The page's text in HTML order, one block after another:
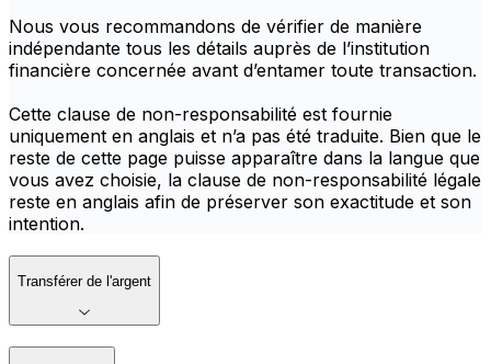
Nous vous recommandons de vérifier de manière
indépendante tous les détails auprès de l’institution
financière concernée avant d’entamer toute transaction.
Cette clause de non-responsabilité est fournie
uniquement en anglais et n’a pas été traduite. Bien que le
reste de cette page puisse apparaître dans la langue que
vous avez choisie, la clause de non-responsabilité légale
reste en anglais afin de préserver son exactitude et son
intention.
Transférer de l'argent